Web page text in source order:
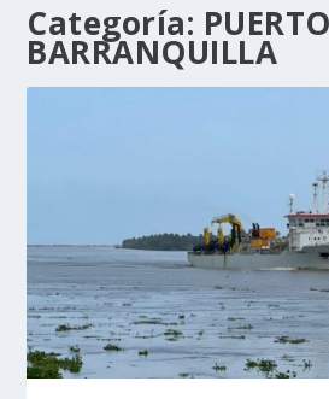
Categoría:
BARRANQUILLA